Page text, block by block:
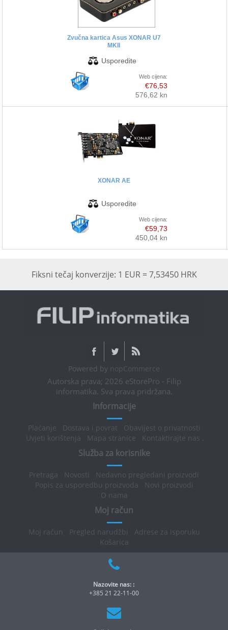
Zvučna kartica Asus XONAR U7
MKII
Web cijena:
€76,53
576,62 kn
XONAR AE
Web cijena:
€59,73
450,04 kn
Fiksni tečaj konverzije: 1 EUR = 7,53450 HRK
Powered by nopCommerce
Autorska prava; 2026 eStorePro - Filip
informatika. Sva prava pridržana.
Informacije
Plaćanje Dostava i povrat
Obavijest o privatnosti
Uvjeti korištenja
Mapa stranice Kontaktirajte nas .
Služba za korisnike
Pretraga Novosti
Nedavno pregledani proizvodi
Popis za usporedbu proizvoda
Novi proizvodi
O nama
Moj račun
Moj račun Pregled narudžbi
Adrese za isporuku
Košarica
Nazovite nas: :
+385 21 22-11-00